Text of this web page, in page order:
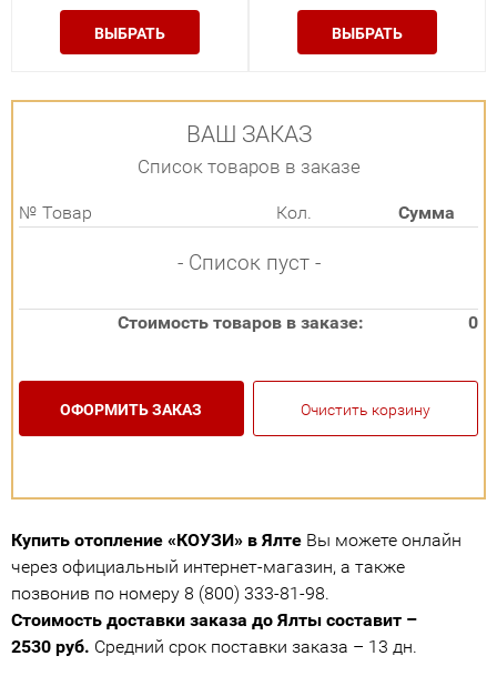
ВЫБРАТЬ ВЫБРАТЬ
ВАШ ЗАКАЗ
Список товаров в заказе
№ Товар Кол. Сумма
- Список пуст -
Стоимость товаров в заказе: 0
ОФОРМИТЬ ЗАКАЗ Очистить корзину
Купить отопление «КОУЗИ» в Ялте Вы можете онлайн
через официальный интернет-магазин, а также
позвонив по номеру 8 (800) 333-81-98.
Стоимость доставки заказа до Ялты составит –
2530 руб. Средний срок поставки заказа – 13 дн.